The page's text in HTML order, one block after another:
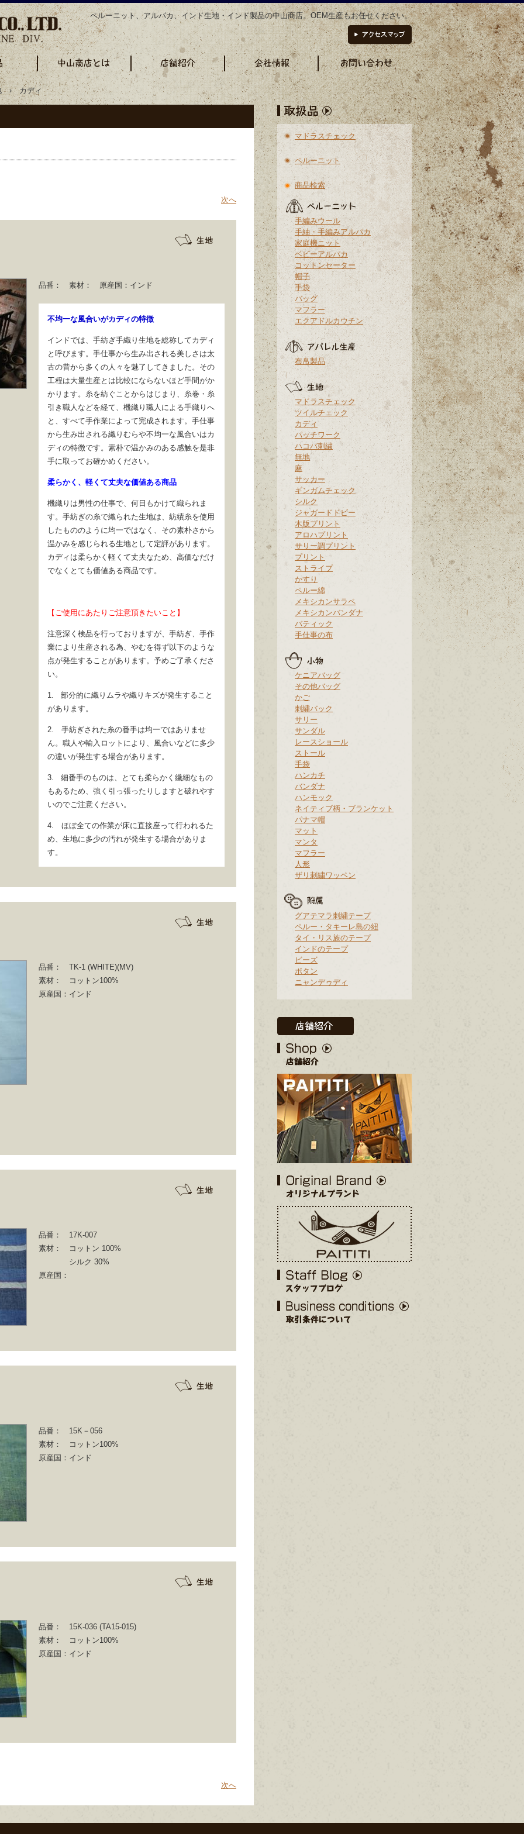
ペルーニット、アルパカ、インド生地・インド製品の中山商店。OEM生産もお任せください。
カディ
次へ
品番： 素材： 原産国： インド
不均一な風合いがカディの特徴
インドでは、手紡ぎ手織り生地を総称してカディ
と呼びます。手仕事から生み出される美しさは太
古の昔から多くの人々を魅了してきました。その
工程は大量生産とは比較にならないほど手間がか
かります。糸を紡ぐことからはじまり、糸巻・糸
引き職人などを経て、機織り職人による手織りへ
と、すべて手作業によって完成されます。手仕事
から生み出される織りむらや不均一な風合いはカ
ディの特徴です。素朴で温かみのある感触を是非
手に取ってお確かめください。
柔らかく、軽くて丈夫な価値ある商品
機織りは男性の仕事で、何日もかけて織られま
す。手紡ぎの糸で織られた生地は、紡績糸を使用
したもののように均一ではなく、その素朴さから
温かみを感じられる生地として定評があります。
カディは柔らかく軽くて丈夫なため、高価なだけ
でなくとても価値ある商品です。
【ご使用にあたりご注意頂きたいこと】
注意深く検品を行っておりますが、手紡ぎ、手作
業により生産される為、やむを得ず以下のような
点が発生することがあります。予めご了承くださ
い。
1. 部分的に織りムラや織りキズが発生すること
があります。
2. 手紡ぎされた糸の番手は均一ではありませ
ん。職人や輸入ロットにより、風合いなどに多少
の違いが発生する場合があります。
3. 細番手のものは、とても柔らかく繊細なもの
もあるため、強く引っ張ったりしますと破れやす
いのでご注意ください。
4. ほぼ全ての作業が床に直接座って行われるた
め、生地に多少の汚れが発生する場合がありま
す。
品番：
TK-1 (WHITE)(MV)
素材：
コットン100%
原産国： インド
品番：
17K-007
素材：
コットン 100%
シルク 30%
原産国：
品番：
15K－056
素材：
コットン100%
原産国： インド
品番：
15K-036 (TA15‐015)
素材：
コットン100%
原産国： インド
次へ
マドラスチェック
ペルーニット
商品検索
手編みウール
手紬・手編みアルパカ
家庭機ニット
ベビーアルパカ
コットンセーター
帽子
手袋
バッグ
マフラー
エクアドルカウチン
布帛製品
マドラスチェック
ツイルチェック
カディ
パッチワーク
ハコバ刺繍
無地
麻
サッカー
ギンガムチェック
シルク
ジャガードドビー
木版プリント
アロハプリント
サリー調プリント
プリント
ストライプ
かすり
ペルー綿
メキシカンサラペ
メキシカンバンダナ
バティック
手仕事の布
ケニアバッグ
その他バッグ
かご
刺繍バック
サリー
サンダル
レースショール
ストール
手袋
ハンカチ
バンダナ
ハンモック
ネイティブ柄・ブランケット
パナマ帽
マット
マンタ
マフラー
人形
ザリ刺繍ワッペン
グアテマラ刺繍テープ
ペルー・タキーレ島の紐
タイ・リス族のテープ
インドのテープ
ビーズ
ボタン
ニャンデゥディ